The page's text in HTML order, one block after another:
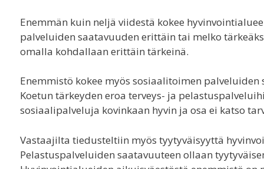
Enemmän kuin neljä viidestä kokee
palveluiden saatavuuden erittäin tai melko
omalla kohdallaan erittäin tärkeinä.
Enemmistö kokee myös sosiaalitoimen
Koetun tärkeyden eroa terveys- ja
sosiaalipalveluja kovinkaan hyvin ja osa ei katso
Vastaajilta tiedusteltiin myös tyytyväisyyttä
Pelastuspalveluiden saatavuuteen ollaan